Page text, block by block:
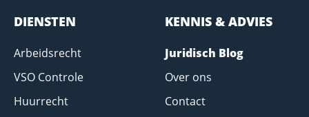
DIENSTEN
Arbeidsrecht
VSO Controle
Huurrecht
KENNIS & ADVIES
Juridisch Blog
Over ons
Contact